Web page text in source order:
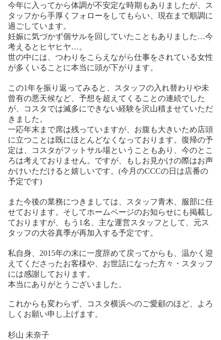
今年に入ってから体調が不安定な時期もありましたが、ス
タッフから手厚くフォローをしてもらい、現在まで順調に
過ごしています。
妊娠に気づかず個サルを回していたこともありました…今
考えるとヒヤヒヤ…。
世の中には、つわりをこらえながら仕事をされている女性
が多くいることに本当に頭が下がります。
この1年を振り返ってみると、スタッフの入れ替わりや未
曾有の悪天候など、予想を超えてくることの連続でした
が、コスタでは滅多にできない経験を沢山積ませていただ
きました。
一応年末まで席は残っていますが、お腹も大きいため店頭
に立つことは既にほとんどなくなっております。復帰の予
定は、コスタがフットサル場ということもあり、今のとこ
ろは考えておりません。ですが、もしお見かけの際はお声
かけいただけると嬉しいです。(今月のCCCの日は店番の
予定です)
また今後の業務につきましては、スタッフ青木、服部に任
せております。そしてホームページのお知らせにも掲載し
ておりますが、もう 1名、主な運営スタッフとして、元ス
タッフの大谷真季が再加入する予定です。
私自身、 2015年の末に一度辞めて戻ってからも、温かく迎
えてくださったお客様や、お世話になった方々・スタッフ
には感謝しております。
本当にありがとうございました。
これからも変わらず、コスタ横浜へのご愛顧のほど、よろ
しくお願い申し上げます。
杉山 未奈子